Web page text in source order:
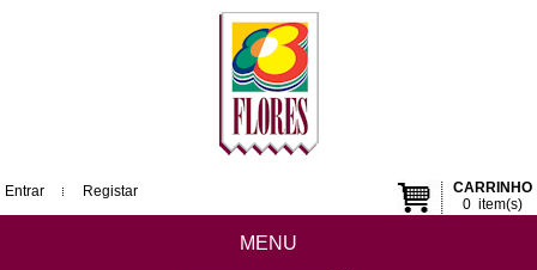
CARRINHO
0item(s)
Entrar Registar
MENU